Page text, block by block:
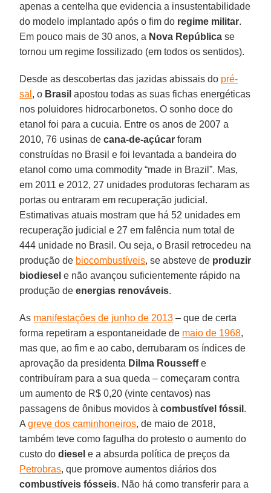
apenas a centelha que evidencia a insustentabilidade
do modelo implantado após o fim do regime militar.
Em pouco mais de 30 anos, a Nova República se
tornou um regime fossilizado (em todos os sentidos).
Desde as descobertas das jazidas abissais do pré-
sal , o Brasil apostou todas as suas fichas energéticas
nos poluidores hidrocarbonetos. O sonho doce do
etanol foi para a cucuia. Entre os anos de 2007 a
2010, 76 usinas decana-de-açúcar foram
construídas no Brasil e foi levantada a bandeira do
etanol como uma commodity “made in Brazil”. Mas,
em 2011 e 2012, 27 unidades produtoras fecharam as
portas ou entraram em recuperação judicial.
Estimativas atuais mostram que há 52 unidades em
recuperação judicial e 27 em falência num total de
444 unidade no Brasil. Ou seja, o Brasil retrocedeu na
produção de biocombustíveis, se absteve de produzir
biodiesel e não avançou suficientemente rápido na
produção deenergias renováveis.
As manifestações de junho de 2013 – que de certa
forma repetiram a espontaneidade de maio de 1968,
mas que, ao fim e ao cabo, derrubaram os índices de
aprovação da presidenta Dilma Rousseffe
contribuíram para a sua queda – começaram contra
um aumento de R$ 0,20 (vinte centavos) nas
passagens de ônibus movidos àcombustível fóssil .
Agreve dos caminhoneiros, de maio de 2018,
também teve como fagulha do protesto o aumento do
custo dodiesel e a absurda política de preços da
Petrobras, que promove aumentos diários dos
combustíveis fósseis. Não há como transferir para a